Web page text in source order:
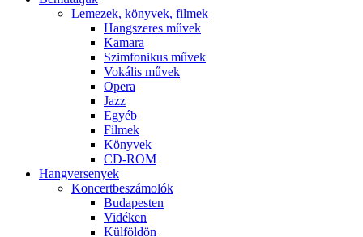
Lemezek, könyvek, filmek
Hangszeres művek
Kamara
Szimfonikus művek
Vokális művek
Opera
Jazz
Egyéb
Filmek
Könyvek
CD-ROM
Hangversenyek
Koncertbeszámolók
Budapesten
Vidéken
Külföldön